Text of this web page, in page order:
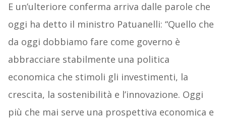
E un’ulteriore conferma arriva dalle parole che
oggi ha detto il ministro Patuanelli: “Quello che
da oggi dobbiamo fare come governo è
abbracciare stabilmente una politica
economica che stimoli gli investimenti, la
crescita, la sostenibilità e l’innovazione. Oggi
più che mai serve una prospettiva economica e